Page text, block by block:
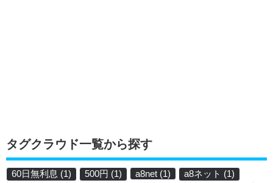
タグクラウド一覧から探す
60日無利息 (1) 500円 (1) a8net (1) a8ネット (1)